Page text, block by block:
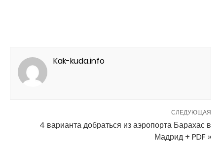
Kak-kuda.info
СЛЕДУЮЩАЯ
4 варианта добраться из аэропорта Барахас в
Мадрид + PDF »